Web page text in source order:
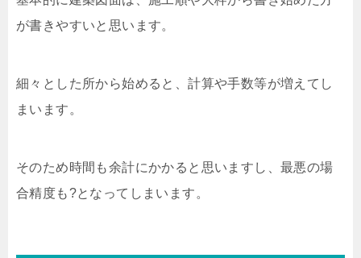
が書きやすいと思います。
細々とした所から始めると、計算や手数等が増えてし
まいます。
そのため時間も余計にかかると思いますし、最悪の場
合精度も?となってしまいます。